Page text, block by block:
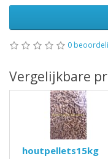
0
Vergelijkbare
houtpellets15kg